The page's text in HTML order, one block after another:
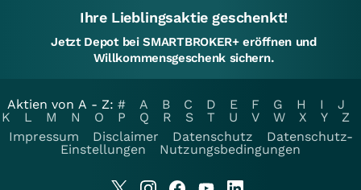
Ihre Lieblingsaktie geschenkt!
Jetzt Depot bei SMARTBROKER+ eröffnen und
Willkommensgeschenk sichern.
Aktien von A - Z: # A B C D E F G H I
J
K
L M N O P Q R S T U V W X Y
Z
Impressum
Disclaimer Datenschutz
Datenschutz-
Einstellungen
Nutzungsbedingungen